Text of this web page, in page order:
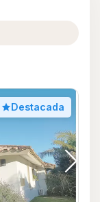
Destacada